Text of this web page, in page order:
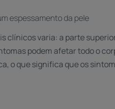
espessamento da pele
clínicos varia: a parte
podem afetar todo o
o que significa que os